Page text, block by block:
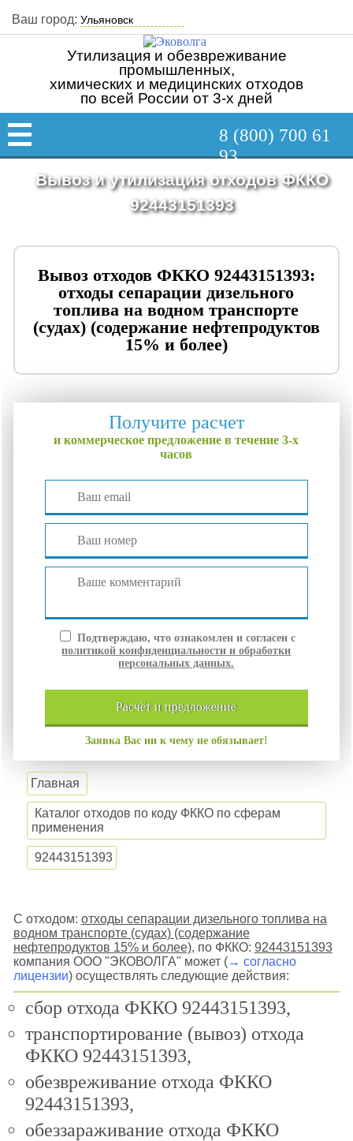
Ваш город:
Утилизация и обезвреживание
промышленных,
химических и медицинских отходов
по всей России от 3-х дней
8 (800) 700 61
93
Вывоз и утилизация отходов ФККО
92443151393
Вывоз отходов ФККО 92443151393:
отходы сепарации дизельного
топлива на водном транспорте
(судах) (содержание нефтепродуктов
15% и более)
Получите расчет
и коммерческое предложение в течение 3-х
часов
Подтверждаю, что ознакомлен и согласен с
политикой конфиденциальности и обработки
персональных данных.
расчёт ипредложение
Заявка Вас ни к чему не обязывает!
Главная
Каталог отходов по коду ФККО по сферам
применения
92443151393
С отходом: отходы сепарации дизельного топлива на
водном транспорте (судах) (содержание
нефтепродуктов 15% и более), по ФККО: 92443151393
компания ООО "ЭКОВОЛГА" может (→ согласно
лицензии) осуществлять следующие действия:
сбор отхода ФККО 92443151393,
транспортирование (вывоз) отхода
ФККО 92443151393,
обезвреживание отхода ФККО
92443151393,
обеззараживание отхода ФККО